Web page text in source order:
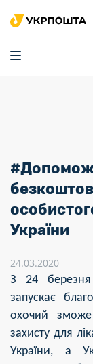
Головна
Маркет
Відділення
Філателія
Кар’єра
Для бізнесу
України
24.03.2020
З 24
запускає
охочий зможе
захисту для
України, а